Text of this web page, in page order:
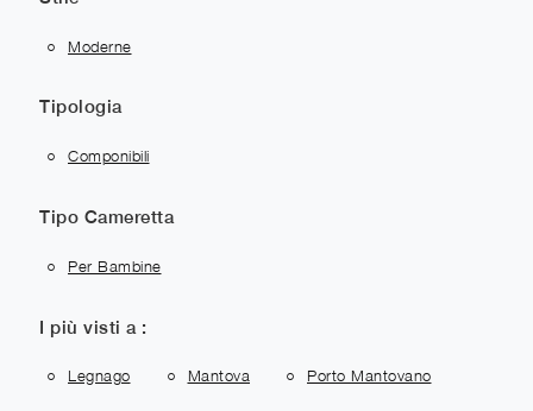
Moderne
Tipologia
Componibili
Tipo Cameretta
Per Bambine
I più visti a :
Legnago Mantova Porto Mantovano